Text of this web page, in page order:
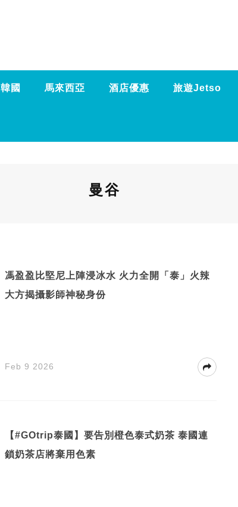
韓國 馬來西亞 酒店優惠 旅遊Jetso
曼谷
馮盈盈比堅尼上陣浸冰水 火力全開「泰」火辣
大方揭攝影師神秘身份
Feb 9 2026
【#GOtrip泰國】要告別橙色泰式奶茶 泰國連
鎖奶茶店將棄用色素